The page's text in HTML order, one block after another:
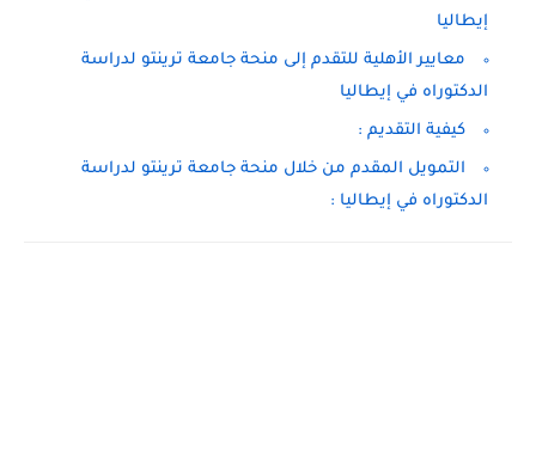
إيطاليا
معايير الأهلية للتقدم إلى منحة جامعة ترينتو لدراسة
الدكتوراه في إيطاليا
كيفية التقديم :
التمويل المقدم من خلال منحة جامعة ترينتو لدراسة
الدكتوراه في إيطاليا :